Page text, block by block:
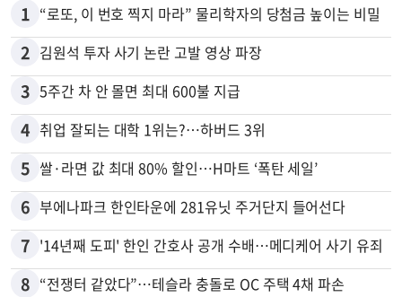
1 “로또, 이 번호 찍지 마라” 물리학자의 당첨금 높이는 비밀
2 김원석 투자 사기 논란 고발 영상 파장
3 5주간 차 안 몰면 최대 600불 지급
4 취업 잘되는 대학 1위는?…하버드 3위
5 쌀·라면 값 최대 80% 할인…H마트 ‘폭탄 세일’
6 부에나파크 한인타운에 281유닛 주거단지 들어선다
7 '14년째 도피' 한인 간호사 공개 수배…메디케어 사기 유죄
8 “전쟁터 같았다”…테슬라 충돌로 OC 주택 4채 파손